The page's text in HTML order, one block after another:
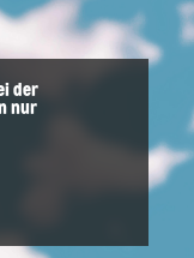
der
nur